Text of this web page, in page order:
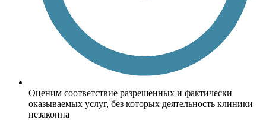
Оценим соответствие разрешенных и фактически
оказываемых услуг, без которых деятельность клиники
незаконна